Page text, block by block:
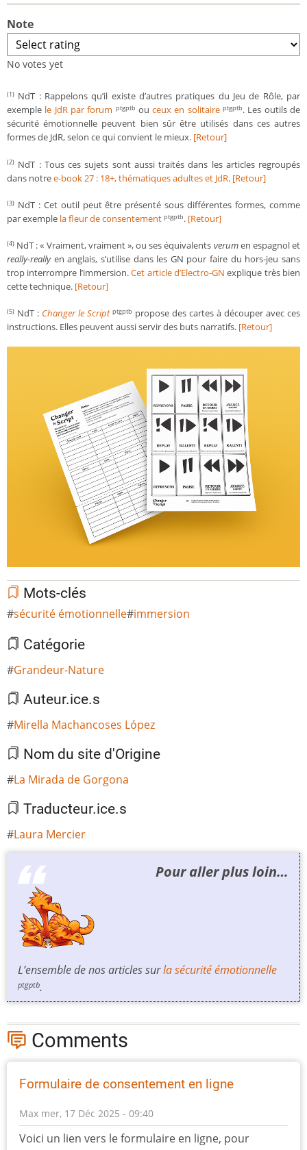
Note
No votes yet
(1) NdT : Rappelons qu’il existe d’autres pratiques du Jeu de Rôle, par
exemple le JdR par forum ptgptb ouceux en solitaire ptgptb. Les outils de
sécurité émotionnelle peuvent bien sûr être utilisés dans ces autres
formes de JdR, selon ce qui convient le mieux. [Retour]
(2) NdT : Tous ces sujets sont aussi traités dans les articles regroupés
dans notree-book 27 : 18+, thématiques adultes et JdR. [Retour]
(3) NdT : Cet outil peut être présenté sous différentes formes, comme
par exemple la fleur de consentement ptgptb. [Retour]
(4) NdT : « Vraiment, vraiment », ou ses équivalents verumen espagnol et
really-reallyen anglais, s’utilise dans les GN pour faire du hors-jeu sans
trop interrompre l’immersion.Cet article d’Electro-GN explique très bien
cette technique. [Retour]
(5) NdT : Changer le Script ptgptb propose des cartes à découper avec ces
instructions. Elles peuvent aussi servir des buts narratifs. [Retour]
Mots-clés
sécurité émotionnelle immersion
Catégorie
Grandeur-Nature
Auteur.ice.s
Mirella Machancoses López
Nom du site d'Origine
La Mirada de Gorgona
Traducteur.ice.s
Laura Mercier
Pour aller plus loin…
L’ensemble de nos articles surla sécurité émotionnelle
ptgptb.
Comments
Formulaire de consentement en ligne
Max mer, 17 Déc 2025 - 09:40
Voici un lien vers le formulaire en ligne, pour